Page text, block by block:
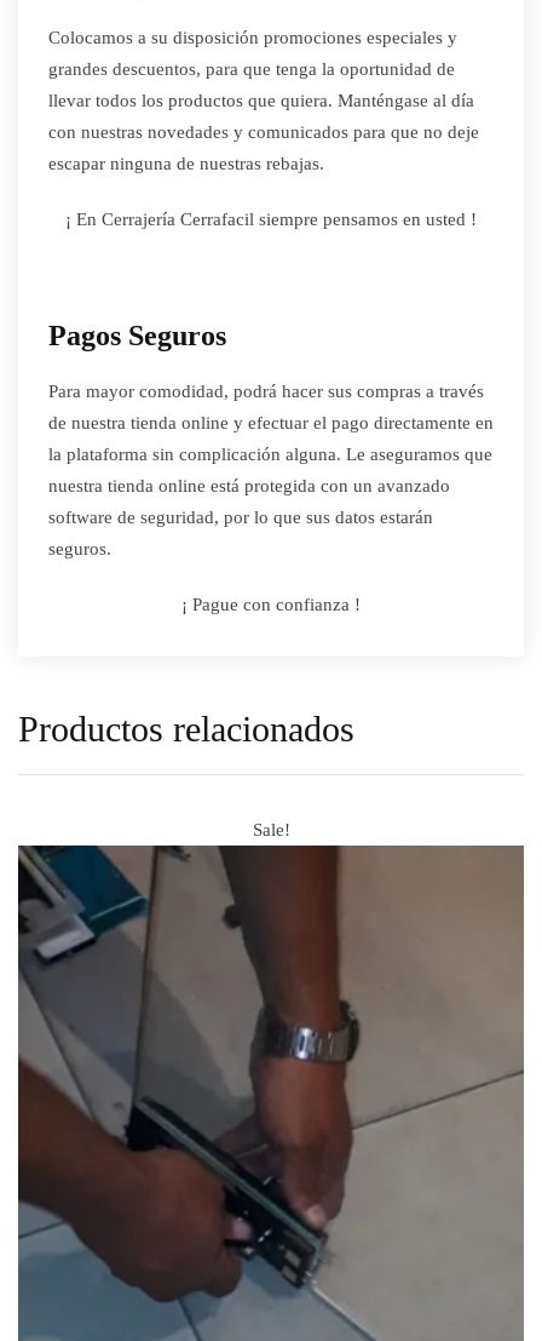
Colocamos a su disposición promociones especiales y
grandes descuentos, para que tenga la oportunidad de
llevar todos los productos que quiera. Manténgase al día
con nuestras novedades y comunicados para que no deje
escapar ninguna de nuestras rebajas.
¡ En Cerrajería Cerrafacil siempre pensamos en usted !
Pagos Seguros
Para mayor comodidad, podrá hacer sus compras a través
de nuestra tienda online y efectuar el pago directamente en
la plataforma sin complicación alguna. Le aseguramos que
nuestra tienda online está protegida con un avanzado
software de seguridad, por lo que sus datos estarán
seguros.
¡ Pague con confianza !
Productos relacionados
Sale!